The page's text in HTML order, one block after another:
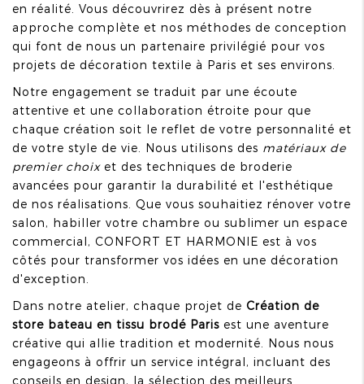
en réalité. Vous découvrirez dès à présent notre
approche complète et nos méthodes de conception
qui font de nous un partenaire privilégié pour vos
projets de décoration textile à Paris et ses environs.
Notre engagement se traduit par une écoute
attentive et une collaboration étroite pour que
chaque création soit le reflet de votre personnalité et
de votre style de vie. Nous utilisons des matériaux de
premier choixet des techniques de broderie
avancées pour garantir la durabilité et l'esthétique
de nos réalisations. Que vous souhaitiez rénover votre
salon, habiller votre chambre ou sublimer un espace
commercial, CONFORT ET HARMONIE est à vos
côtés pour transformer vos idées en une décoration
d'exception.
Dans notre atelier, chaque projet de Création de
store bateau en tissu brodé Paris est une aventure
créative qui allie tradition et modernité. Nous nous
engageons à offrir un service intégral, incluant des
conseils en design, la sélection des meilleurs